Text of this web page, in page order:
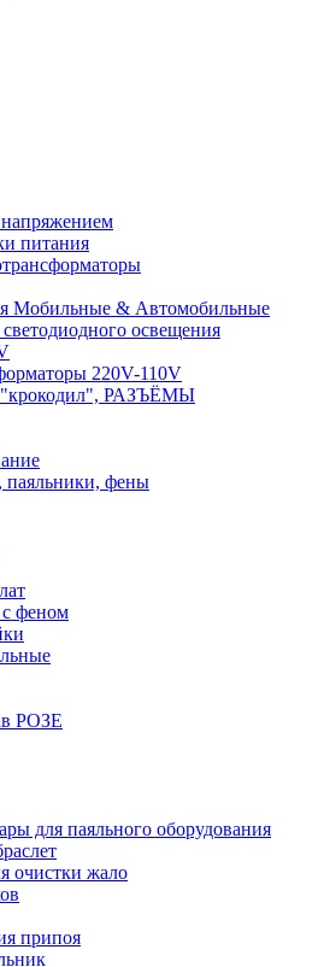
питания
Мобильные & Автомобильные
освещения
220V-110V
РАЗЪЁМЫ
паяльники, фены
феном
РОЗЕ
для паяльного оборудования
очистки жало
припоя